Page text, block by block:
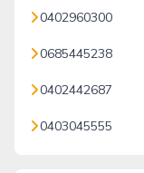
0402960300
0685445238
0402442687
0403045555